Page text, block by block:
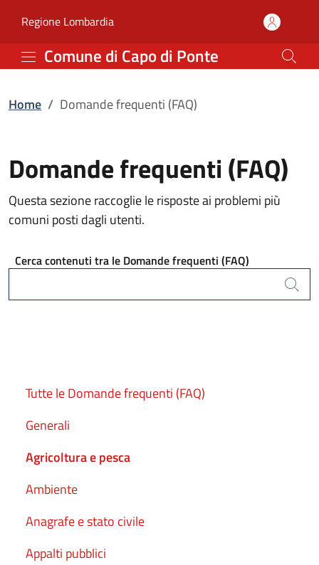
Domande frequenti
Regione Lombardia(apre in un'altra scheda).
Comune di Capo di Ponte
Home / Domande frequenti (FAQ)
Domande frequenti (FAQ)
Questa sezione raccoglie le risposte ai problemi più
comuni posti dagli utenti.
Cerca contenuti tra le Domande frequenti (FAQ)
Cerca
Tutte le Domande frequenti (FAQ)
Generali
Agricoltura e pesca
Ambiente
Anagrafe e stato civile
Appalti pubblici